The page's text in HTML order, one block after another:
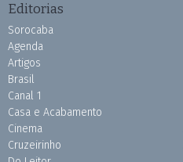
Editorias
Sorocaba
Agenda
Artigos
Brasil
Canal 1
Casa e Acabamento
Cinema
Cruzeirinho